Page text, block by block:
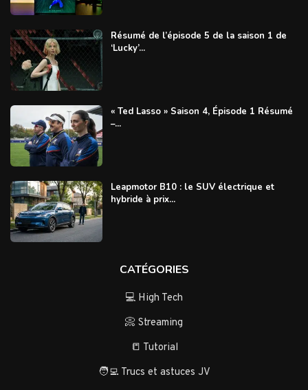
Résumé de l’épisode 5 de la saison 1 de
‘Lucky’...
« Ted Lasso » Saison 4, Épisode 1 Résumé
–...
Leapmotor B10 : le SUV électrique et
hybride à prix...
CATÉGORIES
💻 High Tech
📀 Streaming
📒 Tutorial
🧑‍💻 Trucs et astuces JV